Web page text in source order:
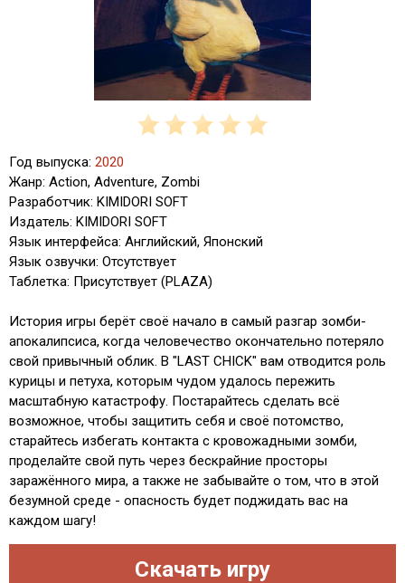
Год выпуска: 2020
Жанр: Action, Adventure, Zombi
Разработчик: KIMIDORI SOFT
Издатель: KIMIDORI SOFT
Язык интерфейса: Английский, Японский
Язык озвучки: Отсутствует
Таблетка: Присутствует (PLAZA)
История игры берёт своё начало в самый разгар зомби-
апокалипсиса, когда человечество окончательно потеряло
свой привычный облик. В "LAST CHICK" вам отводится роль
курицы и петуха, которым чудом удалось пережить
масштабную катастрофу. Постарайтесь сделать всё
возможное, чтобы защитить себя и своё потомство,
старайтесь избегать контакта с кровожадными зомби,
проделайте свой путь через бескрайние просторы
заражённого мира, а также не забывайте о том, что в этой
безумной среде - опасность будет поджидать вас на
каждом шагу!
Скачать игру